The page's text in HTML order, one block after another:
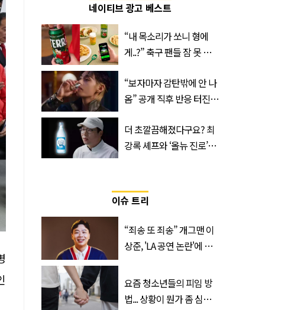
네이티브 광고 베스트
“내 목소리가 쏘니 형에
게..?” 축구 팬들 잠 못 들
트
“보자마자 감탄밖에 안 나
옴” 공개 직후 반응 터진
더 초깔끔해졌다구요? 최
강록 셰프와 ‘올뉴 진로’의
이슈 트리
“죄송 또 죄송” 개그맨 이
상준, 'LA 공연 논란'에 고
요즘 청소년들의 피임 방
법... 상황이 뭔가 좀 심각